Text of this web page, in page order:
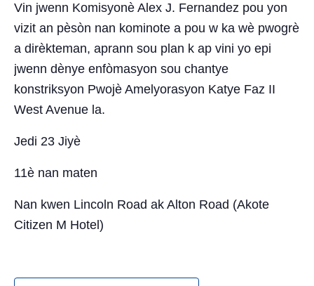
Vin jwenn Komisyonè Alex J. Fernandez pou yon
vizit an pèsòn nan kominote a pou w ka wè pwogrè
a dirèkteman, aprann sou plan k ap vini yo epi
jwenn dènye enfòmasyon sou chantye
konstriksyon Pwojè Amelyorasyon Katye Faz II
West Avenue la.
Jedi 23 Jiyè
11è nan maten
Nan kwen Lincoln Road ak Alton Road (Akote
Citizen M Hotel)